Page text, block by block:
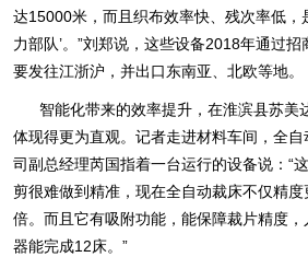
达15000米，而且织布效率快、残次率低，
力部队’。”刘郑说，这些设备2018年通过
要发往江浙沪，并出口东南亚、北欧等地。
智能化带来的效率提升，在淮滨县苏美
体现得更为直观。记者走进材料车间，全
司副总经理芮国指着一台运行的设备说：“
剪很难做到精准，现在全自动裁床不仅精
倍。而且它有吸附功能，能保障裁片精度
器能完成12床。”